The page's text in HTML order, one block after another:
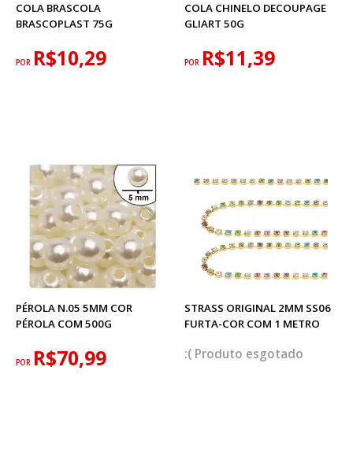
COLA BRASCOLA
BRASCOPLAST 75G
POR R$10,29
COLA CHINELO DECOUPAGE
GLIART 50G
POR R$11,39
PÉROLA N.05 5MM COR
PÉROLA COM 500G
POR R$70,99
STRASS ORIGINAL 2MM SS06
FURTA-COR COM 1 METRO
esgotado